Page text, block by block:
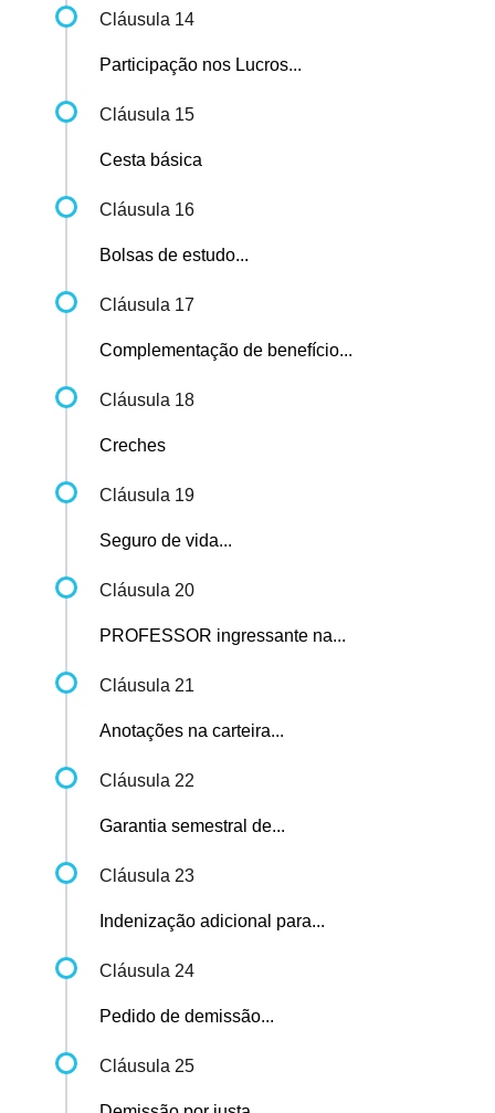
Cláusula 14
Participação nos Lucros...
Cláusula 15
Cesta básica
Cláusula 16
Bolsas de estudo...
Cláusula 17
Complementação de benefício...
Cláusula 18
Creches
Cláusula 19
Seguro de vida...
Cláusula 20
PROFESSOR ingressante na...
Cláusula 21
Anotações na carteira...
Cláusula 22
Garantia semestral de...
Cláusula 23
Indenização adicional para...
Cláusula 24
Pedido de demissão...
Cláusula 25